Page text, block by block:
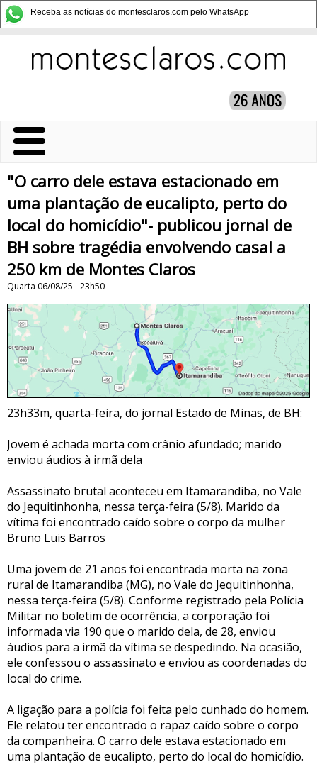
Receba as notícias do montesclaros.com pelo WhatsApp
"O carro dele estava estacionado em
uma plantação de eucalipto, perto do
local do homicídio"- publicou jornal de
BH sobre tragédia envolvendo casal a
250 km de Montes Claros
Quarta 06/08/25 - 23h50
23h33m, quarta-feira, do jornal Estado de Minas, de BH:
Jovem é achada morta com crânio afundado; marido
enviou áudios à irmã dela
Assassinato brutal aconteceu em Itamarandiba, no Vale
do Jequitinhonha, nessa terça-feira (5/8). Marido da
vítima foi encontrado caído sobre o corpo da mulher
Bruno Luis Barros
Uma jovem de 21 anos foi encontrada morta na zona
rural de Itamarandiba (MG), no Vale do Jequitinhonha,
nessa terça-feira (5/8). Conforme registrado pela Polícia
Militar no boletim de ocorrência, a corporação foi
informada via 190 que o marido dela, de 28, enviou
áudios para a irmã da vítima se despedindo. Na ocasião,
ele confessou o assassinato e enviou as coordenadas do
local do crime.
A ligação para a polícia foi feita pelo cunhado do homem.
Ele relatou ter encontrado o rapaz caído sobre o corpo
da companheira. O carro dele estava estacionado em
uma plantação de eucalipto, perto do local do homicídio.